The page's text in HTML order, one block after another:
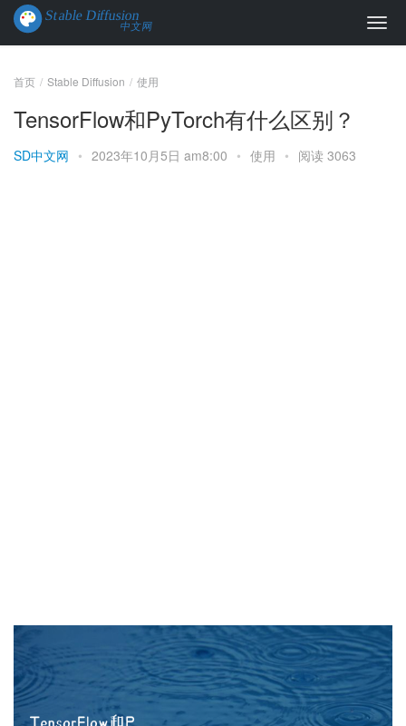
首页 Stable Diffusion 使用
TensorFlow和PyTorch有什么区别？
SD中文网 • 2023年10月5日 am8:00 • 使用 • 阅读 3063